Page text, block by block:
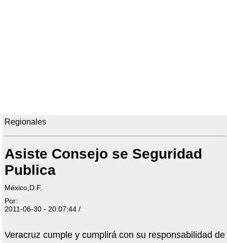
Regionales
Asiste Consejo se Seguridad
Publica
México,D.F.
Por:
2011-06-30 - 20:07:44 /
Veracruz cumple y cumplirá con su responsabilidad de